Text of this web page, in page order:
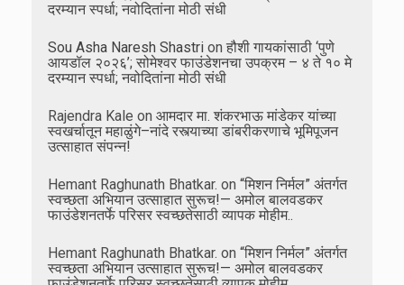
दरम्यान स्पर्धा; नवोदितांना मोठी संधी
Sou Asha Naresh Shastri on हौशी गायकांसाठी ‘पुणे
आयडॉल २०२६’; सोमेश्वर फाउंडेशनचा उपक्रम – ४ ते १० मे
दरम्यान स्पर्धा; नवोदितांना मोठी संधी
Rajendra Kale on आमदार मा. शंकरभाऊ मांडेकर यांच्या
स्वखर्चातून महाळुंगे–नांदे रस्त्याच्या डांबरीकरणाचे भूमिपूजन
उत्साहात संपन्न!
Hemant Raghunath Bhatkar. on “मिशन निर्मल” अंतर्गत
स्वच्छता अभियान उत्साहात सुरूच!— अमोल बालवडकर
फाउंडेशनतर्फे परिसर स्वच्छतेसाठी व्यापक मोहीम..
Hemant Raghunath Bhatkar. on “मिशन निर्मल” अंतर्गत
स्वच्छता अभियान उत्साहात सुरूच!— अमोल बालवडकर